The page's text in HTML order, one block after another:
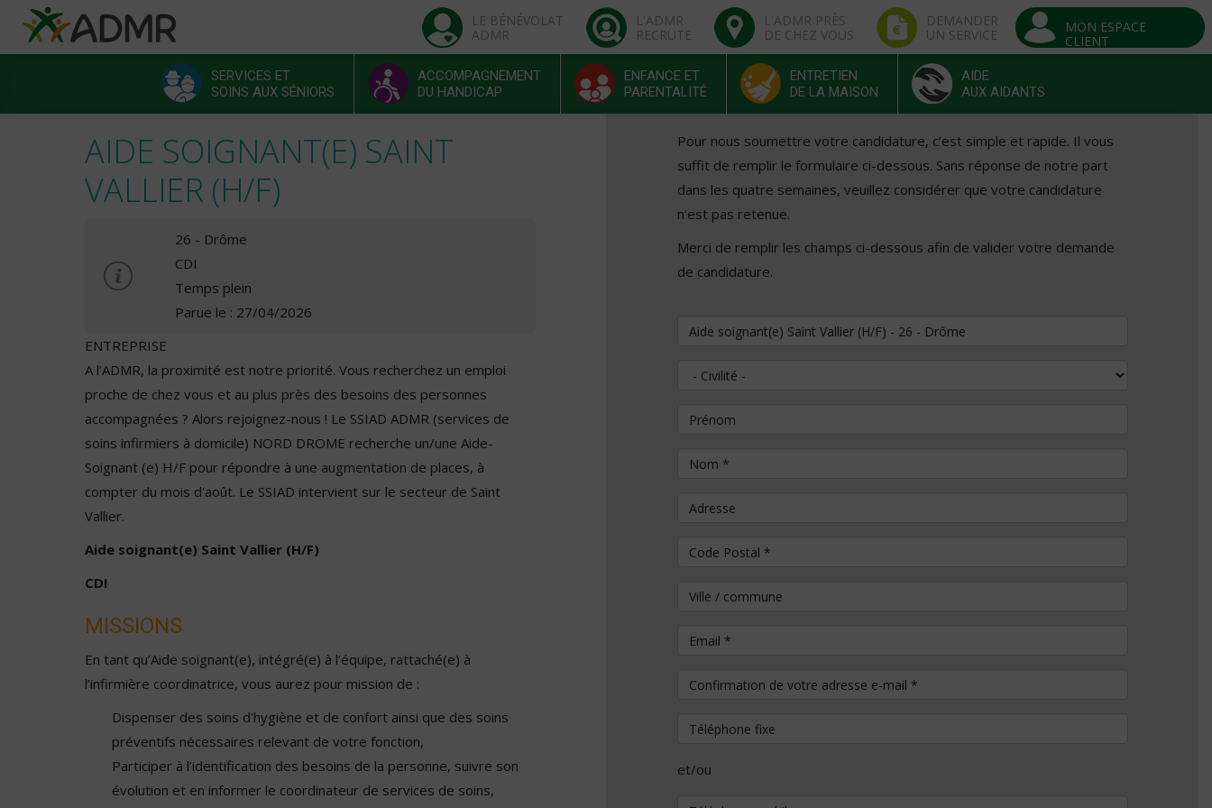
Aller au contenu principal
LE BÉNÉVOLAT
ADMR
L'ADMR
RECRUTE
L'ADMR PRÈS
DE CHEZ VOUS
DEMANDER
UN SERVICE
MON ESPACE
CLIENT
SERVICES ET
SOINS AUX SÉNIORS
ACCOMPAGNEMENT
DU HANDICAP
ENFANCE ET
PARENTALITÉ
ENTRETIEN
DE LA MAISON
AIDE
AUX AIDANTS
AIDE SOIGNANT(E) SAINT
VALLIER (H/F)
26 - Drôme
CDI
Temps plein
Parue le : 27/04/2026
ENTREPRISE
A l’ADMR, la proximité est notre priorité. Vous recherchez un emploi
proche de chez vous et au plus près des besoins des personnes
accompagnées ? Alors rejoignez-nous ! Le SSIAD ADMR (services de
soins infirmiers à domicile) NORD DROME recherche un/une Aide-
Soignant (e) H/F pour répondre à une augmentation de places, à
compter du mois d'août. Le SSIAD intervient sur le secteur de Saint
Vallier.
Aide soignant(e) Saint Vallier (H/F)
CDI
MISSIONS
En tant qu’Aide soignant(e), intégré(e) à l’équipe, rattaché(e) à
l’infirmière coordinatrice, vous aurez pour mission de :
Dispenser des soins d'hygiène et de confort ainsi que des soins
préventifs nécessaires relevant de votre fonction,
Participer à l’identification des besoins de la personne, suivre son
évolution et en informer le coordinateur de services de soins,
Pour nous soumettre votre candidature, c’est simple et rapide. Il vous
suffit de remplir le formulaire ci-dessous. Sans réponse de notre part
dans les quatre semaines, veuillez considérer que votre candidature
n’est pas retenue.
Merci de remplir les champs ci-dessous afin de valider votre demande
de candidature.
Vous souhaitez postuler au poste de
Civilité
Prénom
Nom*
Adresse
Code Postal *
Ville / commune
Email*
Confirmation de votre adresse e-mail
Téléphone fixe
et/ou
Panneau de gestion des cookies